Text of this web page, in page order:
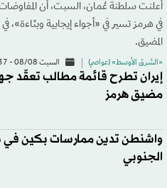
أعلنت سلطنة عُمان، السبت، أن المفاوضات
في هرمز تسير في «أجواء إيجابية
المضيق.
«الشرق الأوسط» (عواصم) السبت 08/08 - 22:37
إيران تطرح قائمة مطالب تعقّد
مضيق هرمز
واشنطن تدين ممارسات بكين في
الجنوبي